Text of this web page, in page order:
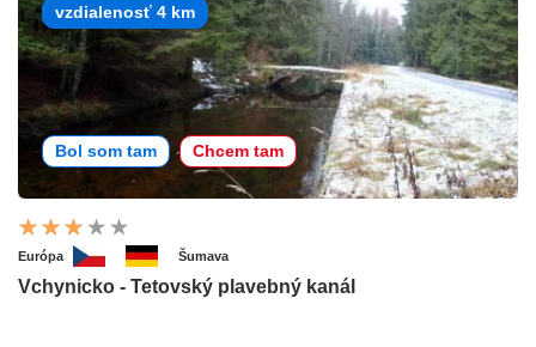
vzdialenosť 4 km
Bol som tam Chcem tam
Európa Šumava
Vchynicko - Tetovský plavebný kanál